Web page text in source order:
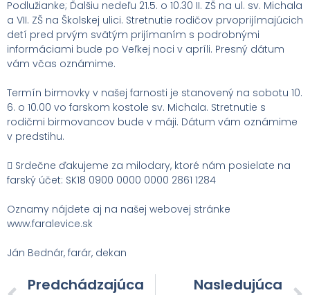
Podlužianke; Ďalšiu nedeľu 21.5. o 10.30 II. ZŠ na ul. sv. Michala
a VII. ZŠ na Školskej ulici. Stretnutie rodičov prvoprijímajúcich
detí pred prvým svätým prijímaním s podrobnými
informáciami bude po Veľkej noci v apríli. Presný dátum
vám včas oznámime.
Termín birmovky v našej farnosti je stanovený na sobotu 10.
6. o 10.00 vo farskom kostole sv. Michala. Stretnutie s
rodičmi birmovancov bude v máji. Dátum vám oznámime
v predstihu.
 Srdečne ďakujeme za milodary, ktoré nám posielate na
farský účet: SK18 0900 0000 0000 2861 1284
Oznamy nájdete aj na našej webovej stránke
www.faralevice.sk
Ján Bednár, farár, dekan
Predchádzajúca Nasledujúca